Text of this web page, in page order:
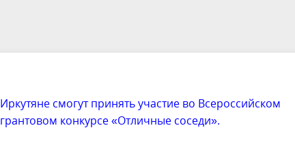
Иркутяне смогут принять участие во Всероссийском
грантовом конкурсе «Отличные соседи».